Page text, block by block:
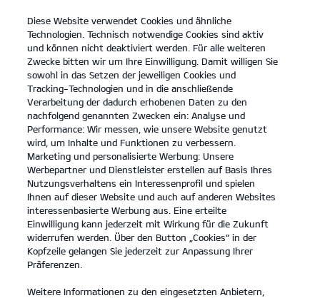
open
menu
KONTAKT
PROBEFAHRT
PBV Nutzfahrzeuge
Modelle
Business
Diese Website verwendet Cookies und ähnliche
Technologien. Technisch notwendige Cookies sind aktiv
und können nicht deaktiviert werden. Für alle weiteren
Zwecke bitten wir um Ihre Einwilligung. Damit willigen Sie
sowohl in das Setzen der jeweiligen Cookies und
Tracking-Technologien und in die anschließende
Verarbeitung der dadurch erhobenen Daten zu den
nachfolgend genannten Zwecken ein: Analyse und
Performance: Wir messen, wie unsere Website genutzt
wird, um Inhalte und Funktionen zu verbessern.
Marketing und personalisierte Werbung: Unsere
Werbepartner und Dienstleister erstellen auf Basis Ihres
Nutzungsverhaltens ein Interessenprofil und spielen
Ihnen auf dieser Website und auch auf anderen Websites
interessenbasierte Werbung aus. Eine erteilte
Einwilligung kann jederzeit mit Wirkung für die Zukunft
widerrufen werden. Über den Button „Cookies“ in der
Kopfzeile gelangen Sie jederzeit zur Anpassung Ihrer
Präferenzen.
Weitere Informationen zu den eingesetzten Anbietern,